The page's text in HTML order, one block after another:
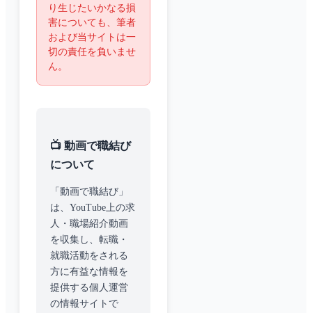
り生じたいかなる損
害についても、筆者
および当サイトは一
切の責任を負いませ
ん。
📺 動画で職結び
について
「動画で職結び」
は、YouTube上の求
人・職場紹介動画
を収集し、転職・
就職活動をされる
方に有益な情報を
提供する個人運営
の情報サイトで